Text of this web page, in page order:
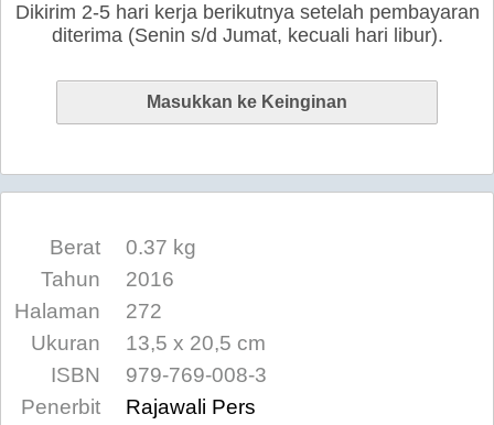
Dikirim 2-5 hari kerja berikutnya setelah pembayaran
diterima (Senin s/d Jumat, kecuali hari libur).
Berat
0.37 kg
Tahun
2016
Halaman
272
Ukuran
13,5 x 20,5 cm
ISBN
979-769-008-3
Penerbit
Rajawali Pers